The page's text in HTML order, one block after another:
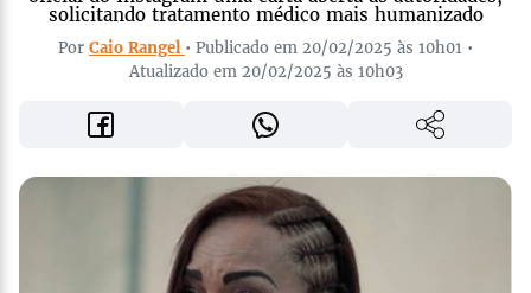
solicitando tratamento médico mais humanizado
Por Caio Rangel • Publicado em 20/02/2025 às 10h01 •
Atualizado em 20/02/2025 às 10h03